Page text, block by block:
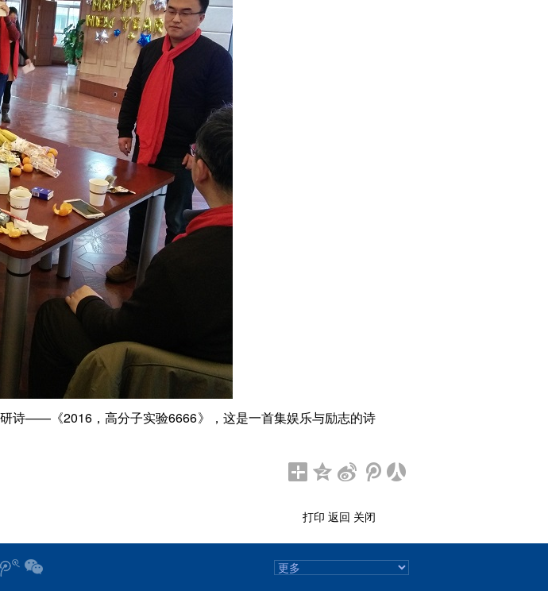
诗——《2016，高分子实验6666》，这是一首集娱乐与励志的诗
打印 返回 关闭